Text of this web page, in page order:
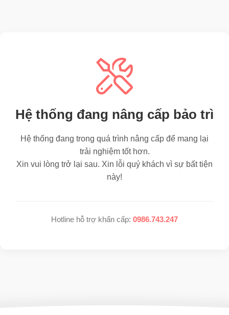
Hệ thống đang nâng cấp bảo trì
Hệ thống đang trong quá trình nâng cấp để mang lại
trải nghiệm tốt hơn.
Xin vui lòng trở lại sau. Xin lỗi quý khách vì sự bất tiện
này!
Hotline hỗ trợ khẩn cấp: 0986.743.247